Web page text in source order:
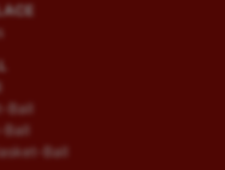
Ball
Ball
Ball